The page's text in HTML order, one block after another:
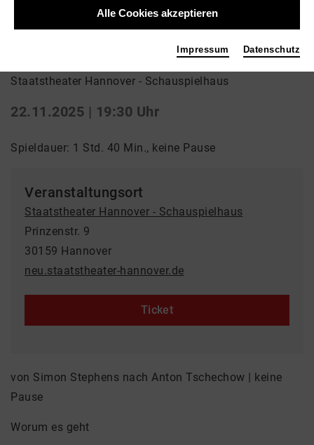
Einführung: 45 Minuten vor Beginn
Staatstheater Hannover - Schauspielhaus
22.11.2025 | 19:30 Uhr
Spieldauer: 1 Std. 40 Min., keine Pause
Veranstaltungsort
Staatstheater Hannover - Schauspielhaus
Prinzenstr. 9
30159 Hannover
neu.staatstheater-hannover.de
Ticket
von Simon Stephens nach Anton Tschechow | keine
Pause
Worum es geht
Alle Cookies akzeptieren
Impressum Datenschutz